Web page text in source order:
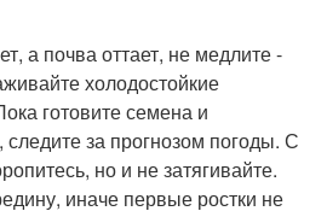
а почва оттает, не медлите -
холодостойкие
готовите семена и
за прогнозом погоды. С
но и не затягивайте.
иначе первые ростки не